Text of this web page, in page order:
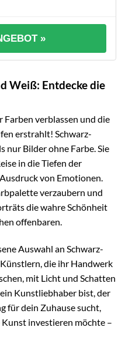
»
Weiß: Entdecke die
verblassen und die
erstrahlt! Schwarz-
Bilder ohne Farbe. Sie
in die Tiefen der
von Emotionen.
verzaubern und
die wahre Schönheit
offenbaren.
Auswahl an Schwarz-
die ihr Handwerk
mit Licht und Schatten
Kunstliebhaber bist, der
für dein Zuhause sucht,
Kunst investieren möchte –